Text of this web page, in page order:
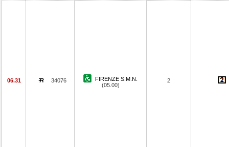
06.31 34076
FIRENZE S.M.N.
(05.00)
2